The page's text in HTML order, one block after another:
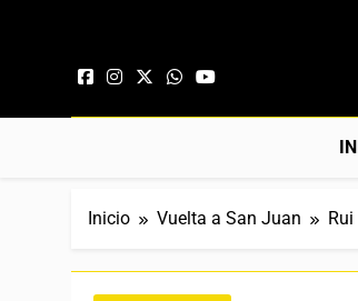
Inicio Vuelta a San Juan